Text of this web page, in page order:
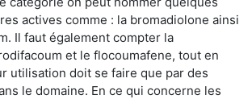
actives comme : la bromadiolone ainsi
Il faut également compter la
et le flocoumafene, tout en
utilisation doit se faire que par des
le domaine. En ce qui concerne les